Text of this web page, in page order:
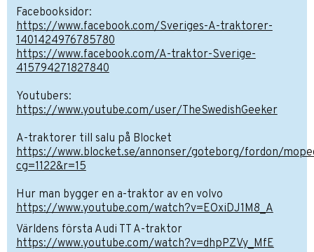
Facebooksidor:
https://www.facebook.com/Sveriges-A-traktorer-
1401424976785780
https://www.facebook.com/A-traktor-Sverige-
415794271827840
Youtubers:
https://www.youtube.com/user/TheSwedishGeeker
A-traktorer till salu på Blocket
https://www.blocket.se/annonser/goteborg/fordon/
cg=1122&r=15
Hur man bygger en a-traktor av en volvo
https://www.youtube.com/watch?v=EOxiDJ1M8_A
Världens första Audi TT A-traktor
https://www.youtube.com/watch?v=dhpPZVy_MfE